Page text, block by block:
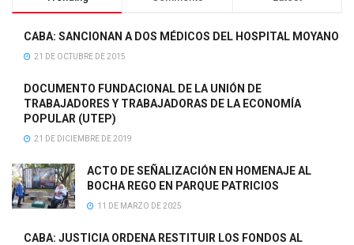
CABA: SANCIONAN A DOS MÉDICOS DEL HOSPITAL MOYANO
21 DE OCTUBRE DE 2015
DOCUMENTO FUNDACIONAL DE LA UNIÓN DE
TRABAJADORES Y TRABAJADORAS DE LA ECONOMÍA
POPULAR (UTEP)
21 DE DICIEMBRE DE 2019
ACTO DE SEÑALIZACIÓN EN HOMENAJE AL
BOCHA REGO EN PARQUE PATRICIOS
11 DE MARZO DE 2025
CABA: JUSTICIA ORDENA RESTITUIR LOS FONDOS AL